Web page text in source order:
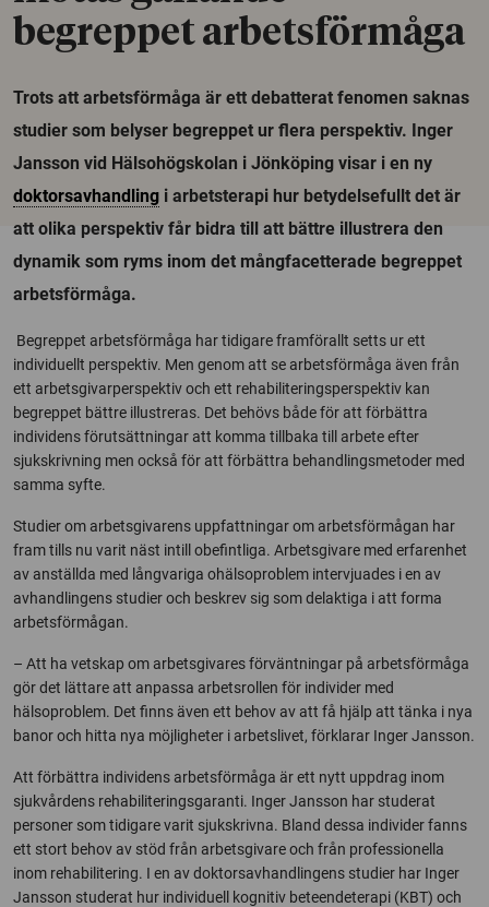
begreppet arbetsförmåga
Trots att arbetsförmåga är ett debatterat fenomen saknas
studier som belyser begreppet ur flera perspektiv. Inger
Jansson vid Hälsohögskolan i Jönköping visar i en ny
doktorsavhandling i arbetsterapi hur betydelsefullt det är
att olika perspektiv får bidra till att bättre illustrera den
dynamik som ryms inom det mångfacetterade begreppet
arbetsförmåga.
Begreppet arbetsförmåga har tidigare framförallt setts ur ett
individuellt perspektiv. Men genom att se arbetsförmåga även från
ett arbetsgivarperspektiv och ett rehabiliteringsperspektiv kan
begreppet bättre illustreras. Det behövs både för att förbättra
individens förutsättningar att komma tillbaka till arbete efter
sjukskrivning men också för att förbättra behandlingsmetoder med
samma syfte.
Studier om arbetsgivarens uppfattningar om arbetsförmågan har
fram tills nu varit näst intill obefintliga. Arbetsgivare med erfarenhet
av anställda med långvariga ohälsoproblem intervjuades i en av
avhandlingens studier och beskrev sig som delaktiga i att forma
arbetsförmågan.
– Att ha vetskap om arbetsgivares förväntningar på arbetsförmåga
gör det lättare att anpassa arbetsrollen för individer med
hälsoproblem. Det finns även ett behov av att få hjälp att tänka i nya
banor och hitta nya möjligheter i arbetslivet, förklarar Inger Jansson.
Att förbättra individens arbetsförmåga är ett nytt uppdrag inom
sjukvårdens rehabiliteringsgaranti. Inger Jansson har studerat
personer som tidigare varit sjukskrivna. Bland dessa individer fanns
ett stort behov av stöd från arbetsgivare och från professionella
inom rehabilitering. I en av doktorsavhandlingens studier har Inger
Jansson studerat hur individuell kognitiv beteendeterapi (KBT) och